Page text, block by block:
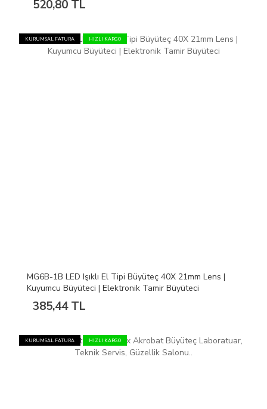
520,80 TL
KURUMSAL FATURA HIZLI KARGO
MG6B-1B LED Işıklı El Tipi Büyüteç 40X 21mm Lens |
Kuyumcu Büyüteci | Elektronik Tamir Büyüteci
385,44 TL
KURUMSAL FATURA HIZLI KARGO